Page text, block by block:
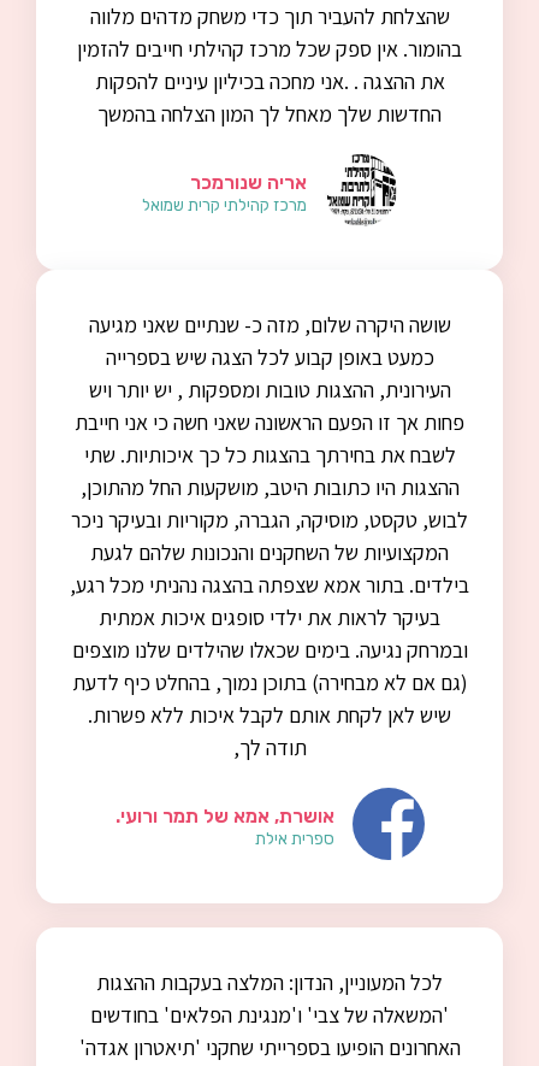
שהצלחת להעביר תוך כדי משחק מדהים מלווה
בהומור. אין ספק שכל מרכז קהילתי חייבים להזמין
את ההצגה . .אני מחכה בכיליון עיניים להפקות
החדשות שלך מאחל לך המון הצלחה בהמשך
אריה שנורמכר
מרכז קהילתי קרית שמואל
שושה היקרה שלום, מזה כ- שנתיים שאני מגיעה
כמעט באופן קבוע לכל הצגה שיש בספרייה
העירונית, ההצגות טובות ומספקות , יש יותר ויש
פחות אך זו הפעם הראשונה שאני חשה כי אני חייבת
לשבח את בחירתך בהצגות כל כך איכותיות. שתי
ההצגות היו כתובות היטב, מושקעות החל מהתוכן,
לבוש, טקסט, מוסיקה, הגברה, מקוריות ובעיקר ניכר
המקצועיות של השחקנים והנכונות שלהם לגעת
בילדים. בתור אמא שצפתה בהצגה נהניתי מכל רגע,
בעיקר לראות את ילדי סופגים איכות אמתית
ובמרחק נגיעה. בימים שכאלו שהילדים שלנו מוצפים
(גם אם לא מבחירה) בתוכן נמוך, בהחלט כיף לדעת
שיש לאן לקחת אותם לקבל איכות ללא פשרות.
תודה לך,
אושרת, אמא של תמר ורועי.
ספרית אילת
לכל המעוניין, הנדון: המלצה בעקבות ההצגות
'המשאלה של צבי' ו'מנגינת הפלאים' בחודשים
האחרונים הופיעו בספרייתי שחקני 'תיאטרון אגדה'